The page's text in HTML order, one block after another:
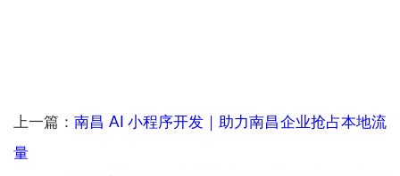
上一篇：南昌 AI 小程序开发｜助力南昌企业抢占本地流
量